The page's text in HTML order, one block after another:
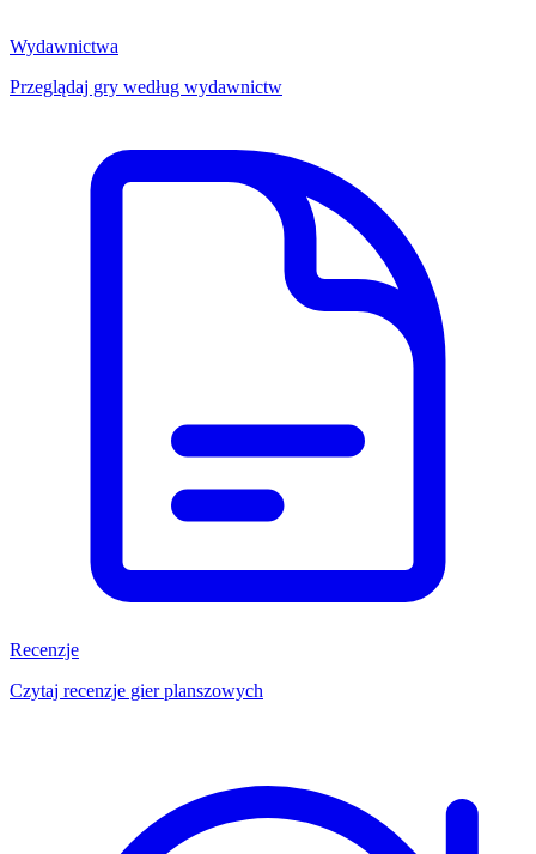
Wydawnictwa
Przeglądaj gry według wydawnictw
Recenzje
Czytaj recenzje gier planszowych